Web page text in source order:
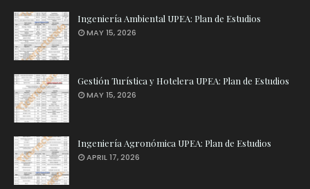
Ingeniería Ambiental UPEA: Plan de Estudios
MAY 15, 2026
Gestión Turística y Hotelera UPEA: Plan de Estudios
MAY 15, 2026
Ingeniería Agronómica UPEA: Plan de Estudios
APRIL 17, 2026